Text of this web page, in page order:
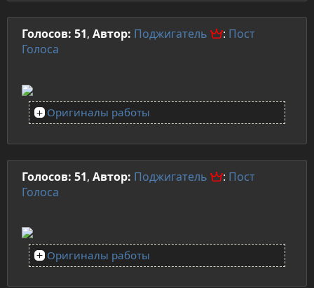
Голосов: 51, Автор: Поджигатель : Пост
Голоса
Оригиналы работы
Голосов: 51, Автор: Поджигатель : Пост
Голоса
Оригиналы работы